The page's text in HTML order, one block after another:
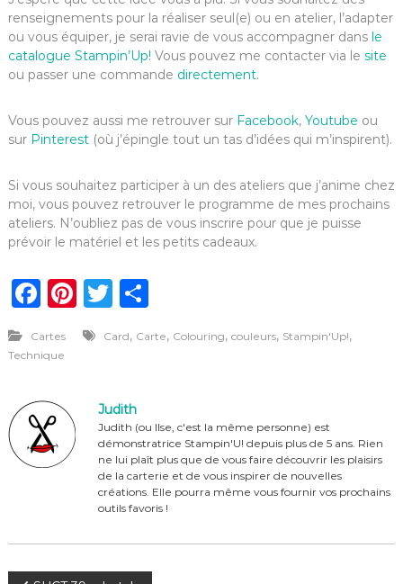
renseignements pour la réaliser seul(e) ou en atelier, l’adapter
ou vous équiper, je serai ravie de vous accompagner dans le
catalogue Stampin’Up! Vous pouvez me contacter via le site
ou passer une commande directement.
Vous pouvez aussi me retrouver sur Facebook, Youtube ou
sur Pinterest (où j’épingle tout un tas d’idées qui m’inspirent).
Si vous souhaitez participer à un des ateliers que j’anime chez
moi, vous pouvez retrouver le programme de mes prochains
ateliers. N’oubliez pas de vous inscrire pour que je puisse
prévoir le matériel et les petits cadeaux.
F
c
b
o
o
Pi
n
te
st
T
it
r
P
ta
Cartes Card, Carte, Colouring, couleurs, Stampin'Up!,
Technique
Judith
Judith (ou Ilse, c'est la même personne) est
démonstratrice Stampin'U! depuis plus de 5 ans. Rien
ne lui plaît plus que de vous faire découvrir les plaisirs
de la carterie et de vous inspirer de nouvelles
créations. Elle pourra même vous fournir vos prochains
outils favoris !